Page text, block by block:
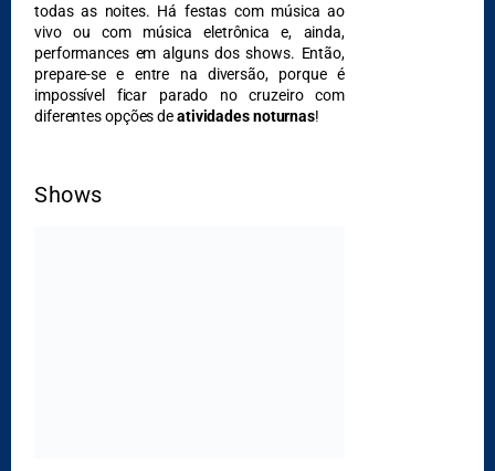
todas as noites. Há festas com música ao
vivo ou com música eletrônica e, ainda,
performances em alguns dos shows. Então,
prepare-se e entre na diversão, porque é
impossível ficar parado no cruzeiro com
diferentes opções deatividades noturnas!
Shows